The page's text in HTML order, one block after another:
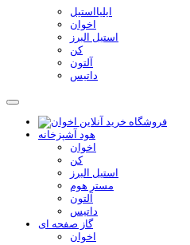
ایلیااستیل
اخوان
استیل البرز
کن
آلتون
داتیس
هود آشپزخانه
اخوان
کن
استیل البرز
مستر هوم
آلتون
داتیس
گاز صفحه ای
اخوان